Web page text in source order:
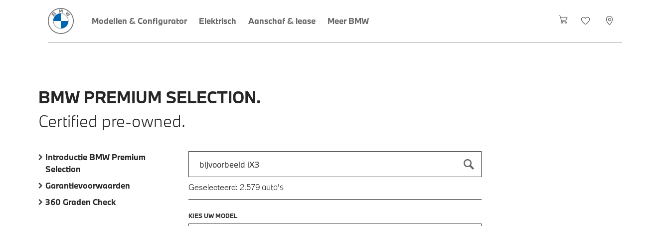
Modellen & Configurator Elektrisch Aanschaf & lease Meer BMW
BMW PREMIUM SELECTION.
Certified pre-owned.
Introductie BMW Premium
Selection
Garantievoorwaarden
360 Graden Check
Typ een automodel in en druk op enter om te zoeken
Geselecteerd: 2.579 auto's
KIES UW MODEL